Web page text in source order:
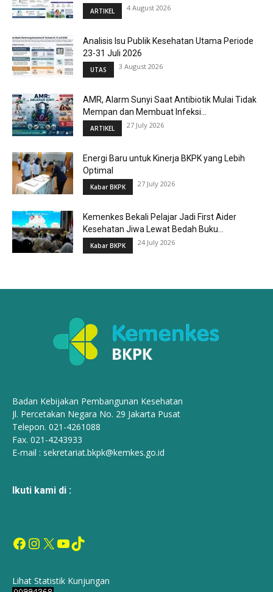
ARTIKEL 4 August 2026
Analisis Isu Publik Kesehatan Utama Periode
23-31 Juli 2026
UTAS 3 August 2026
AMR, Alarm Sunyi Saat Antibiotik Mulai Tidak
Mempan dan Membuat Infeksi...
ARTIKEL 27 July 2026
Energi Baru untuk Kinerja BKPK yang Lebih
Optimal
Kabar BKPK 27 July 2026
Kemenkes Bekali Pelajar Jadi First Aider
Kesehatan Jiwa Lewat Bedah Buku...
Kabar BKPK 24 July 2026
Badan Kebijakan Pembangunan Kesehatan
Jl. Percetakan Negara No. 29 Jakarta Pusat
Telepon. 021-4261088
Fax. 021-4243933
E-mail : sekretariat.bkpk@kemkes.go.id
Ikuti kami di :
Facebook
Instagram
X YouTube
TikTok
Lihat Statistik Kunjungan